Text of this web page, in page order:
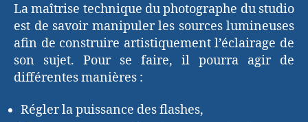
La maîtrise technique du photographe du studio
est de savoir manipuler les sources lumineuses
afin de construire artistiquement l’éclairage de
son sujet. Pour se faire, il pourra agir de
différentes manières :
Régler la puissance des flashes,